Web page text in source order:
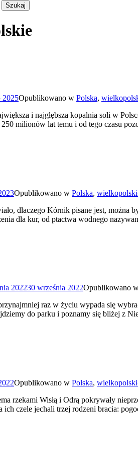
2025Opublikowano w Polska,
i najgłębsza kopalnia soli w
milionów lat temu i od tego czasu
Opublikowano w Polska,
dlaczego Kórnik pisane jest, można
dla kur, od ptactwa wodnego
202230 września 2022Opublikowano
raz w życiu wypada się
do parku i poznamy się bliżej z
Opublikowano w Polska,
rzekami Wisłą i Odrą pokrywały
ich czele jechali trzej rodzeni bracia: